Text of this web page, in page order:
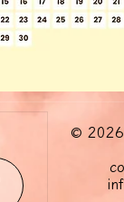
© 2026